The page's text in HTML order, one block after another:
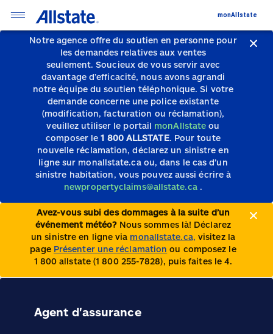
Notre agence offre du soutien en personne pour
les demandes relatives aux ventes
seulement.Soucieux de vous servir avec
davantage d’efficacité, nous avons agrandi
notre équipe du soutien téléphonique.Si votre
demande concerne une police existante
(modification, facturation ou réclamation),
veuillez utiliser le portail monAllstate ou
composer le1 800 ALLSTATE. Pour toute
nouvelle réclamation, déclarez un sinistre en
ligne sur monallstate.ca ou, dans le cas d’un
sinistre habitation, vous pouvez aussi écrire à
newpropertyclaims@allstate.ca .
Avez-vous subi des dommages à la suite d’un
événement météo? Nous sommes là! Déclarez
un sinistre en ligne via monallstate.ca, visitez la
page Présenter une réclamation ou composez le
1 800 allstate (1 800 255-7828), puis faites le 4.
monAllstate
Agent d'assurance